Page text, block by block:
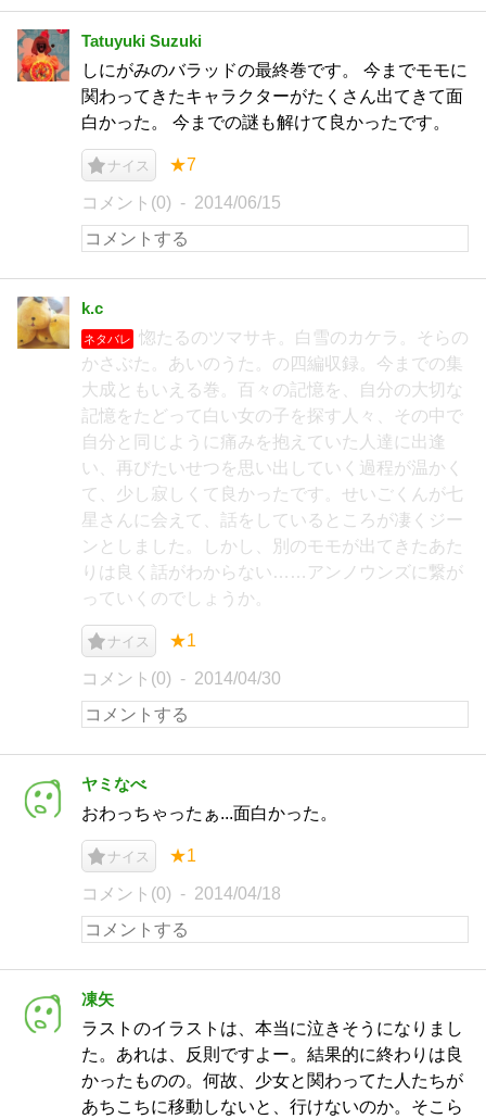
Tatuyuki Suzuki
しにがみのバラッドの最終巻です。 今までモモに
関わってきたキャラクターがたくさん出てきて面
白かった。 今までの謎も解けて良かったです。
ナイス ★7
コメント(0) 2014/06/15
k.c
ネタバレ
惚たるのツマサキ。白雪のカケラ。そらの
かさぶた。あいのうた。の四編収録。今までの集
大成ともいえる巻。百々の記憶を、自分の大切な
記憶をたどって白い女の子を探す人々、その中で
自分と同じように痛みを抱えていた人達に出逢
い、再びたいせつを思い出していく過程が温かく
て、少し寂しくて良かったです。せいごくんが七
星さんに会えて、話をしているところが凄くジー
ンとしました。しかし、別のモモが出てきたあた
りは良く話がわからない……アンノウンズに繋が
っていくのでしょうか。
ナイス ★1
コメント(0) 2014/04/30
ヤミなべ
おわっちゃったぁ...面白かった。
ナイス ★1
コメント(0) 2014/04/18
凍矢
ラストのイラストは、本当に泣きそうになりまし
た。あれは、反則ですよー。結果的に終わりは良
かったものの。何故、少女と関わってた人たちが
あちこちに移動しないと、行けないのか。そこら